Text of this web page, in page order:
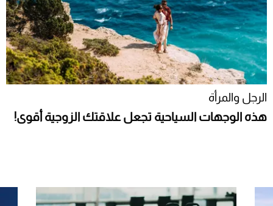
الرجل والمرأة
هذه الوجهات السياحية تجعل علاقتك الزوجية أقوى!